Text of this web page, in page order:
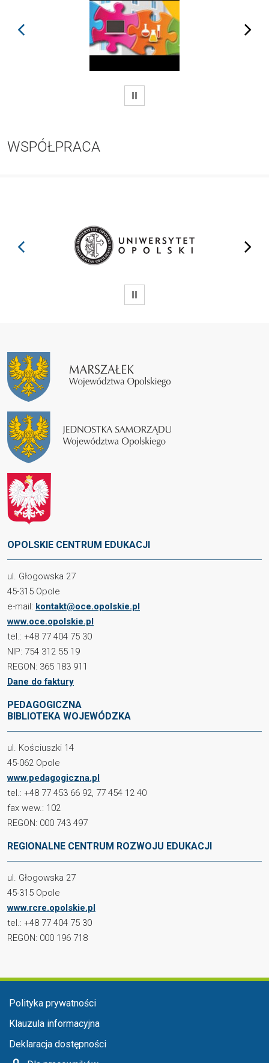
prev next
WSTRZYMAJ
WSPÓŁPRACA
prev next
WSTRZYMAJ
OPOLSKIE CENTRUM EDUKACJI
ul. Głogowska 27
45-315 Opole
e-mail: kontakt@oce.opolskie.pl
www.oce.opolskie.pl
tel.: +48 77 404 75 30
NIP: 754 312 55 19
REGON: 365 183 911
Dane do faktury
PEDAGOGICZNA
BIBLIOTEKA WOJEWÓDZKA
ul. Kościuszki 14
45-062 Opole
www.pedagogiczna.pl
tel.: +48 77 453 66 92, 77 454 12 40
fax wew.: 102
REGON: 000 743 497
REGIONALNE CENTRUM ROZWOJU EDUKACJI
ul. Głogowska 27
45-315 Opole
www.rcre.opolskie.pl
tel.: +48 77 404 75 30
REGON: 000 196 718
Menu w stopce
Polityka prywatności
Klauzula informacyjna
Deklaracja dostępności